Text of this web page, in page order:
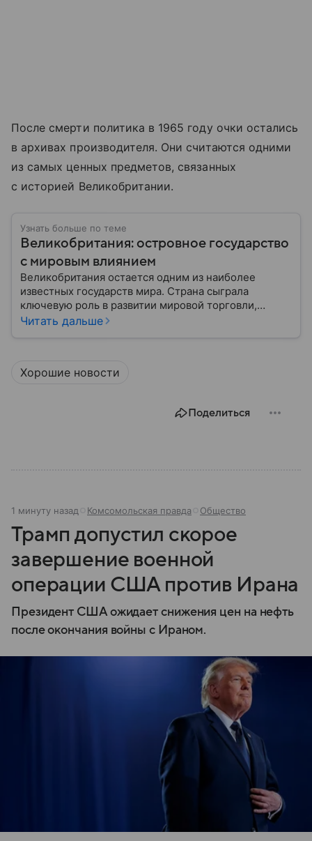
После смерти политика в 1965 году очки остались
в архивах производителя. Они считаются одними
из самых ценных предметов, связанных
с историей Великобритании.
Узнать больше по теме
Великобритания: островное государство
с мировым влиянием
Великобритания остается одним из наиболее
известных государств мира. Страна сыграла
ключевую роль в развитии мировой торговли,
промышленности, науки и международных
Читать дальше
Хорошие новости
Поделиться
1 минуту назад Комсомольская правда Общество
Трамп допустил скорое
завершение военной
операции США против Ирана
Президент США ожидает снижения цен на нефть
после окончания войны с Ираном.